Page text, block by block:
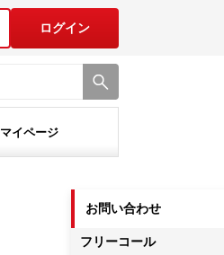
ログイン
マイページ
お問い合わせ
フリーコール